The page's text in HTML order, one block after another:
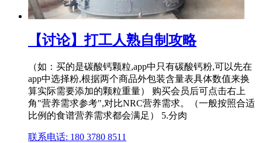
【讨论】打工人熟自制攻略
（如：买的是碳酸钙颗粒,app中只有碳酸钙粉,可以先在
app中选择粉,根据两个商品外包装含量表具体数值来换
算实际需要添加的颗粒重量） 购买会员后可点击右上
角"营养需求参考",对比NRC营养需求。（一般按照合适
比例的食谱营养需求都会满足） 5.分肉
联系电话: 180 3780 8511